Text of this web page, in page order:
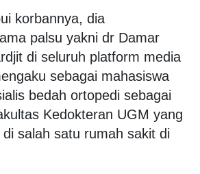
korbannya, dia
palsu yakni dr Damar
di seluruh platform media
sebagai mahasiswa
bedah ortopedi sebagai
Kedokteran UGM yang
salah satu rumah sakit di